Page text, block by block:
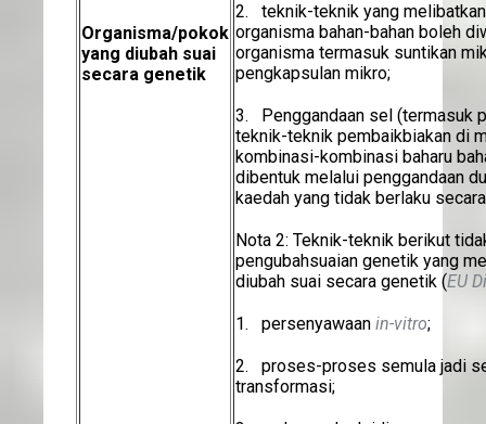
Organisma/pokok
yang diubah suai
secara genetik
2. teknik-teknik yang
organisma bahan-bahan boleh
organisma termasuk suntikan
pengkapsulan mikro;
3. Penggandaan sel (termasuk
teknik-teknik pembaikbiakan di
kombinasi-kombinasi baharu
dibentuk melalui penggandaan
kaedah yang tidak berlaku
Nota 2: Teknik-teknik berikut
pengubahsuaian genetik yang
diubah suai secara genetik (EU
1. persenyawaan in-vitro;
2. proses-proses semula jadi
transformasi;